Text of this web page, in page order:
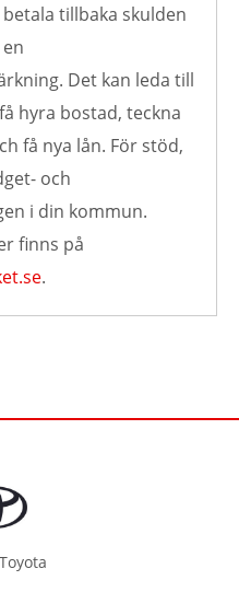
tillbaka skulden
Det kan leda till
hyra bostad, teckna
få nya lån. För stöd,
och
i din kommun.
finns på
.
Toyota